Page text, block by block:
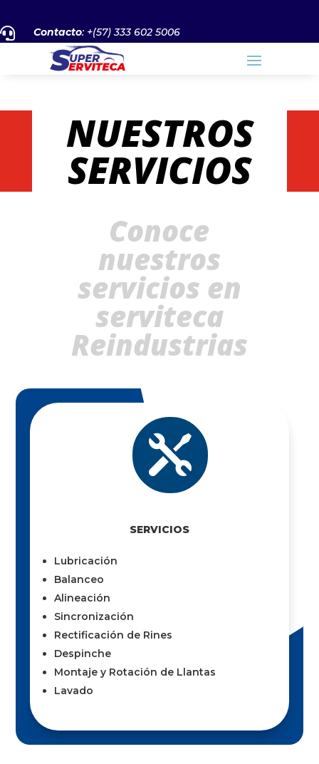
 Contacto: +(57) 333 602 5006
NUESTROS
SERVICIOS
Conoce
nuestros
servicios en
serviteca
Reindustrias

SERVICIOS
Lubricación
Balanceo
Alineación
Sincronización
Rectificación de Rines
Despinche
Montaje y Rotación de Llantas
Lavado